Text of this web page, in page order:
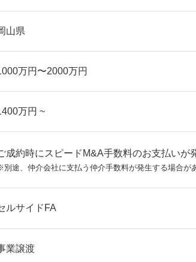
山県
万円〜2000万円
万円 ~
成約時にスピードM&A手数料のお支払いが
途、仲介会社に支払う仲介手数料が発生する場合が
ルサイドFA
業譲渡